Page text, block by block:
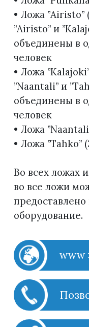
• Ложа ”Airisto”
”Airisto” и
объединены в
человек
• Ложа
”Naantali” и
объединены в
человек
• Ложа
• Ложа ”Tahko”
Во всех ложах
во все ложи
оборудование.
www